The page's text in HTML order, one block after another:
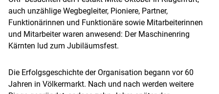
auch unzählige Wegbegleiter, Pioniere, Partner,
Funktionärinnen und Funktionäre sowie Mitarbeiterinnen
und Mitarbeiter waren anwesend: Der Maschinenring
Kärnten lud zum Jubiläumsfest.
Die Erfolgsgeschichte der Organisation begann vor 60
Jahren in Völkermarkt. Nach und nach werden weitere